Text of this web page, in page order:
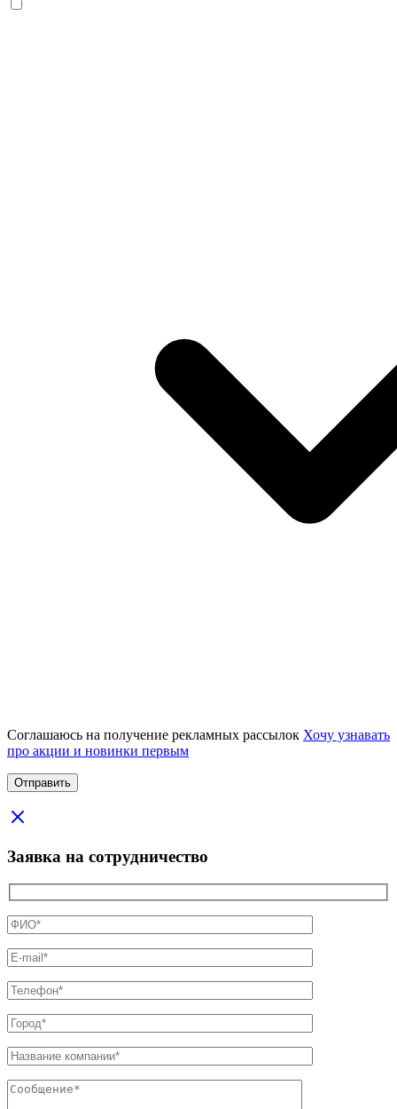
Соглашаюсь на получение рекламных рассылок Хочу узнавать
про акции и новинки первым
Заявка на сотрудничество